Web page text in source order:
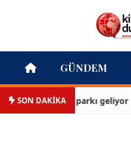
GÜNDEM
SON DAKİKA
ilk lavanta parkı geliyor